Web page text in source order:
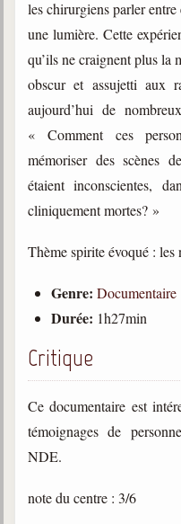
Galerie
Photos et vidéoscope
Galerie photos
Vidéoscope
Filmothèque
Les Illustrés
Vidéos courtes de
France
Belgique, Lux. et
Fédérations spirites
les chirurgiens parler
une lumière. Cette
qu’ils ne craignent plus la
obscur et assujetti aux
aujourd’hui de
« Comment ces
mémoriser des scènes
étaient inconscientes,
cliniquement mortes? »
Thème spirite évoqué : les
Genre: Documentaire
Durée: 1h27min
Critique
Ce documentaire est
témoignages de
NDE.
note du centre : 3/6